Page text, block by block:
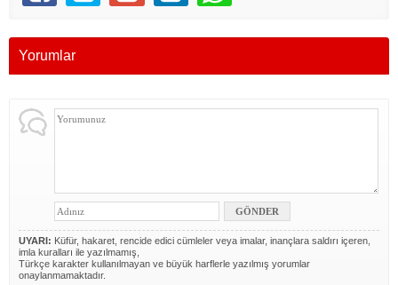
Yorumlar
UYARI: Küfür, hakaret, rencide edici cümleler veya imalar, inançlara saldırı içeren,
imla kuralları ile yazılmamış,
Türkçe karakter kullanılmayan ve büyük harflerle yazılmış yorumlar
onaylanmamaktadır.